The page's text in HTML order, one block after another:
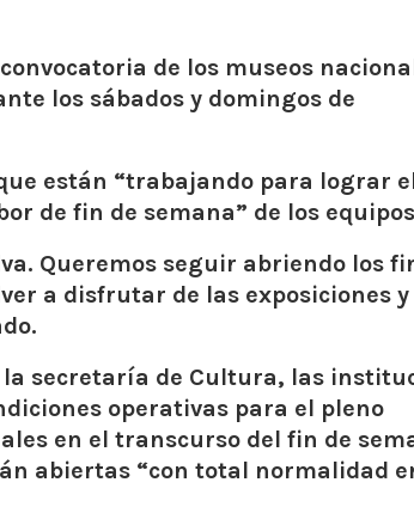
de los museos
los sábados y domingos de
están “trabajando para lograr
de fin de semana” de los
Queremos seguir abriendo los
a disfrutar de las exposiciones y
secretaría de Cultura, las
operativas para el pleno
en el transcurso del fin de
abiertas “con total normalidad